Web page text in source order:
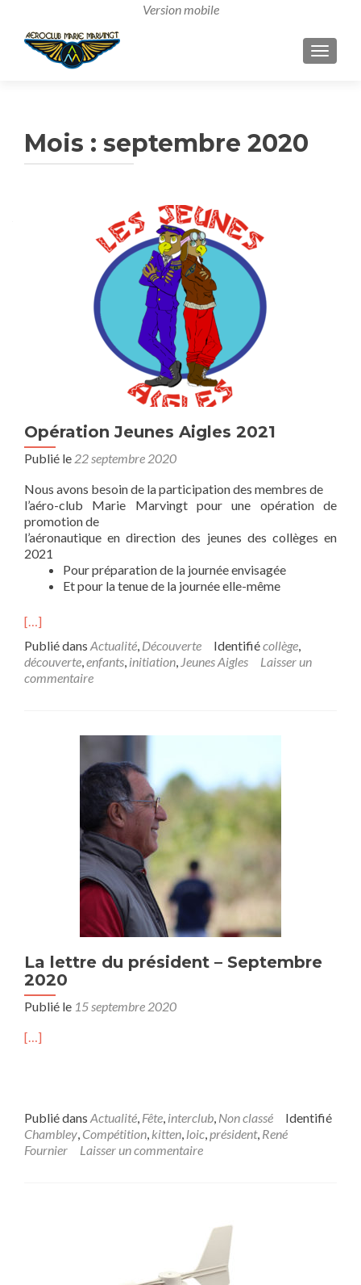
Mois : septembre 2020
Opération Jeunes Aigles 2021
Publié le 22 septembre 2020
Nous avons besoin de la participation des membres de
l’aéro-club Marie Marvingt pour une opération de
promotion de
l’aéronautique en direction des jeunes des collèges en
2021
Pour préparation de la journée envisagée
Et pour la tenue de la journée elle-même
[…]
Publié dans Actualité, Découverte Identifiécollège,
découverte,enfants, initiation, Jeunes Aigles
Laisser un
commentaire
La lettre du président – Septembre
2020
Publié le 15 septembre 2020
[…]
Publié dans Actualité, Fête, interclub, Non classé
Identifié
Chambley, Compétition, kitten, loic,président, René
Fournier
Laisser un commentaire